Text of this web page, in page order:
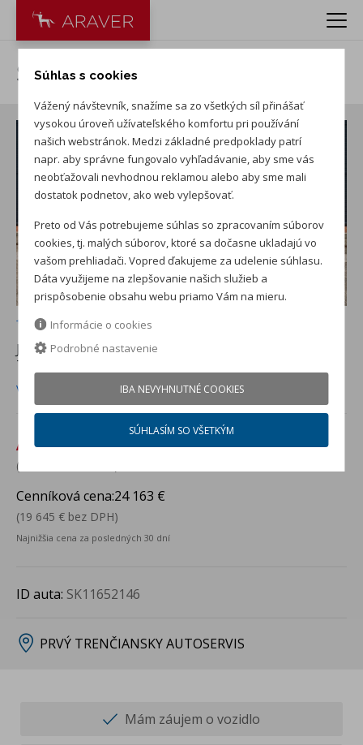
Škoda Scala 1.0 TSI Selection
+ ďalších 21
JAZDENÉ AUTO (ROK 2025, 7230 KM)
TRENČIANSKY AUTOSERVIS
Viac info
Aktuálna cena:18 490 €
(15 033 € bez DPH)
Cenníková cena:24 163 €
(19 645 € bez DPH)
Najnižšia cena za posledných 30 dní
ID auta: SK11652146
PRVÝ TRENČIANSKY AUTOSERVIS
Mám záujem o vozidlo
Súhlas s cookies
Vážený návštevník, snažíme sa zo všetkých síl přinášať
vysokou úroveň užívateľského komfortu pri používání
našich webstránok. Medzi základné predpoklady patrí
napr. aby správne fungovalo vyhľadávanie, aby sme vás
neobťažovali nevhodnou reklamou alebo aby sme mali
dostatok podnetov, ako web vylepšovať.
Preto od Vás potrebujeme súhlas so zpracovaním súborov
cookies, tj. malých súborov, ktoré sa dočasne ukladajú vo
vašom prehliadači. Vopred ďakujeme za udelenie súhlasu.
Dáta využijeme na zlepšovanie našich služieb a
prispôsobenie obsahu webu priamo Vám na mieru.
Informácie o cookies
Podrobné nastavenie
IBA NEVYHNUTNÉ COOKIES
SÚHLASÍM SO VŠETKÝM